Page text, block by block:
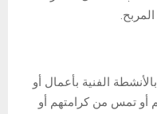
الفنية بأعمال أو
تمس من كرامتهم أو